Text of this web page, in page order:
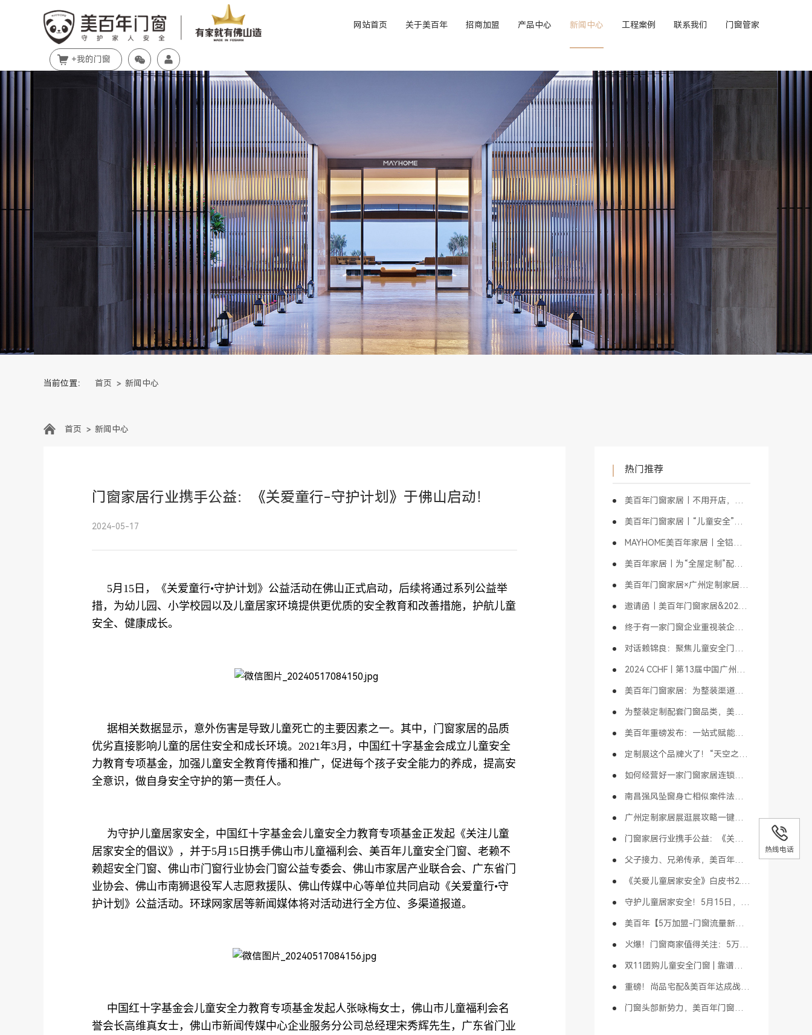
网站首页 关于美百年 招商加盟 产品中心 新闻中心 工程案例 联系我们 门窗管家
+我的门窗
当前位置： 首页 新闻中心
首页 新闻中心
门窗家居行业携手公益：《关爱童行-守护计划》于佛山启动！
2024-05-17
5月15日，《关爱童行•守护计划》公益活动在佛山正式启动，后续将通过系列公益举
措，为幼儿园、小学校园以及儿童居家环境提供更优质的安全教育和改善措施，护航儿童
安全、健康成长。
据相关数据显示，意外伤害是导致儿童死亡的主要因素之一。其中，门窗家居的品质
优劣直接影响儿童的居住安全和成长环境。2021年3月，中国红十字基金会成立儿童安全
力教育专项基金，加强儿童安全教育传播和推广，促进每个孩子安全能力的养成，提高安
全意识，做自身安全守护的第一责任人。
为守护儿童居家安全，中国红十字基金会儿童安全力教育专项基金正发起《关注儿童
居家安全的倡议》，并于5月15日携手佛山市儿童福利会、美百年儿童安全门窗、老赖不
赖超安全门窗、佛山市门窗行业协会门窗公益专委会、佛山市家居产业联合会、广东省门
业协会、佛山市南狮退役军人志愿救援队、佛山传媒中心等单位共同启动《关爱童行•守
护计划》公益活动。环球网家居等新闻媒体将对活动进行全方位、多渠道报道。
中国红十字基金会儿童安全力教育专项基金发起人张咏梅女士，佛山市儿童福利会名
誉会长高维真女士，佛山市新闻传媒中心企业服务分公司总经理宋秀辉先生，广东省门业
热门推荐
美百年门窗家居｜不用开店，也能做门窗
美百年门窗家居｜“儿童安全”是最具价值的商业模式
MAYHOME美百年家居｜全铝定制简介
美百年家居｜为“全屋定制”配套“全铝定制”
美百年门窗家居×广州定制家居展｜“天空之境”主题馆即将亮相
邀请函｜美百年门窗家居&2024广州定制家居展【1B01天空之境主题馆】
终于有一家门窗企业重视装企渠道了
对话赖锦良：聚焦儿童安全门窗，发展门窗大家居，传承门窗精神，铸就百年品牌｜财经头条大咖会客厅
2024 CCHF丨第13届中国广州定制家居展精彩活动揭晓（1）
美百年门窗家居：为整装渠道赋能，以儿童安全门窗为先导，成就行业标杆
为整装定制配套门窗品类，美百年“儿童安全门窗”拔得头筹！
美百年重磅发布：一站式赋能整装&装企合作模式，引行业高度关注！“天空之境”创意打卡，吸睛无数
定制展这个品牌火了！“天空之境”吸睛无数，美百年门窗家居成打卡胜地！
如何经营好一家门窗家居连锁店？
南昌强风坠窗身亡相似案件法院判决：门窗质量和安装未达标，商家赔偿！
广州定制家居展逛展攻略一键收藏，3月27日广州见！
门窗家居行业携手公益：《关爱童行-守护计划》于佛山启动！
父子接力、兄弟传承，美百年以长期主义精神打造门窗家居百年品牌！
《关爱儿童居家安全》白皮书2.0版重磅发布！家居行业首创！
守护儿童居家安全！5月15日，这场门窗公益盛事邀您共同参与！
美百年【5万加盟-门窗流量新模式】打造同城新零售头部大商！
火爆！门窗商家值得关注：5万加盟“门窗流量新模式” 成为同城流量头部大商！
双11团购儿童安全门窗 | 靠谱攻略，多重优惠可叠加使用！
重磅！尚品宅配&美百年达成战略合作，窗领新趋势助力行业升维发展！
门窗头部新势力，美百年门窗携手尚品宅配探索渠道融合新模式！
热线电话